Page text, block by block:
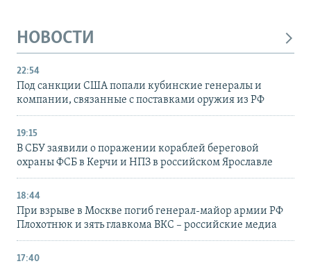
НОВОСТИ
22:54
Под санкции США попали кубинские генералы и
компании, связанные с поставками оружия из РФ
19:15
В СБУ заявили о поражении кораблей береговой
охраны ФСБ в Керчи и НПЗ в российском Ярославле
18:44
При взрыве в Москве погиб генерал-майор армии РФ
Плохотнюк и зять главкома ВКС – российские медиа
17:40